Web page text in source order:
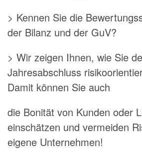
> Kennen Sie die
der Bilanz und der GuV?
> Wir zeigen Ihnen, wie Sie
Jahresabschluss
Damit können Sie auch
die Bonität von Kunden oder
einschätzen und vermeiden
eigene Unternehmen!